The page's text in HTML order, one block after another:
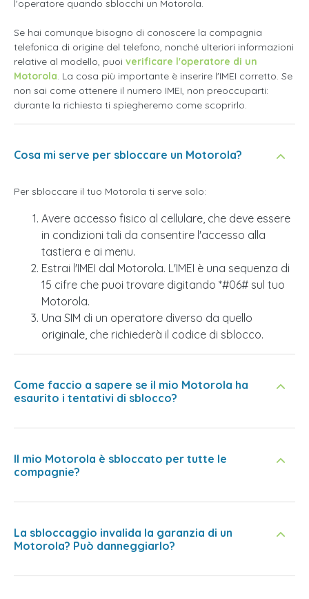
l'operatore quando sblocchi un Motorola.
Se hai comunque bisogno di conoscere la compagnia
telefonica di origine del telefono, nonché ulteriori informazioni
relative al modello, puoi verificare l'operatore di un
Motorola. La cosa più importante è inserire l'IMEI corretto. Se
non sai come ottenere il numero IMEI, non preoccuparti:
durante la richiesta ti spiegheremo come scoprirlo.
Cosa mi serve per sbloccare un Motorola?
Per sbloccare il tuo Motorola ti serve solo:
Avere accesso fisico al cellulare, che deve essere
in condizioni tali da consentire l'accesso alla
tastiera e ai menu.
Estrai l'IMEI dal Motorola. L'IMEI è una sequenza di
15 cifre che puoi trovare digitando *#06# sul tuo
Motorola.
Una SIM di un operatore diverso da quello
originale, che richiederà il codice di sblocco.
Come faccio a sapere se il mio Motorola ha
esaurito i tentativi di sblocco?
Il mio Motorola è sbloccato per tutte le
compagnie?
La sbloccaggio invalida la garanzia di un
Motorola? Può danneggiarlo?